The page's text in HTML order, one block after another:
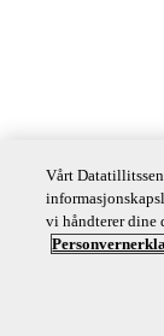
Vårt
vi håndterer dine